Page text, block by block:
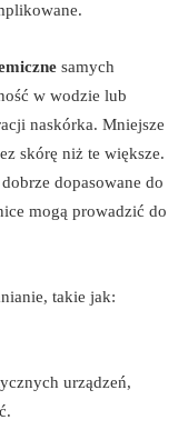
samych
w wodzie lub
naskórka. Mniejsze
skórę niż te większe.
dopasowane do
mogą prowadzić do
takie jak:
urządzeń,